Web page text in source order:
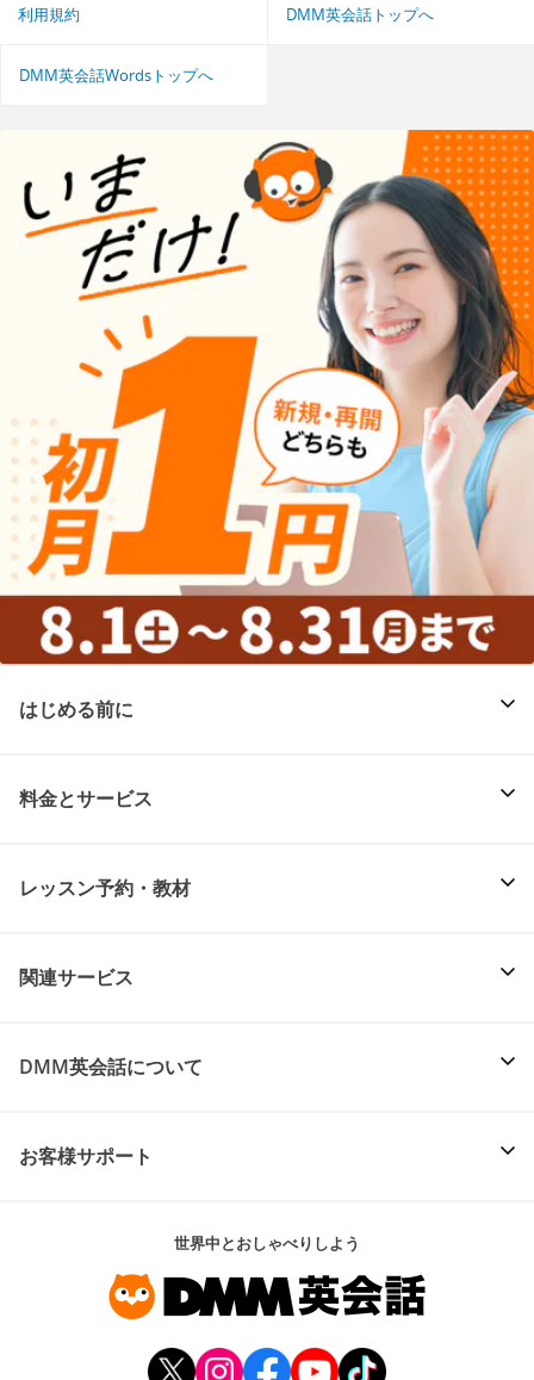
利用規約 DMM英会話トップへ
DMM英会話Wordsトップへ
はじめる前に
料金とサービス
レッスン予約・教材
関連サービス
DMM英会話について
お客様サポート
世界中とおしゃべりしよう